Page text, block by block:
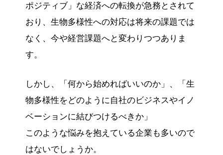
ポジティブ」な経済への転換が急務とされて
おり、生物多様性への対応は将来の課題では
なく、今や経営課題へと変わりつつありま
す。
しかし、「何から始めればいいのか」、「生
物多様性をどのように自社のビジネスやイノ
ベーションに結びつけるべきか」
このような悩みを抱えている企業も多いので
はないでしょうか。